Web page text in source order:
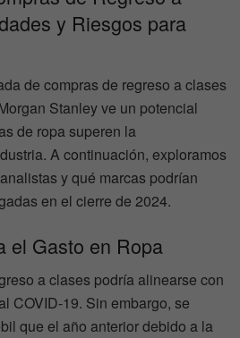
y Riesgos para
de compras de regreso a clases
Stanley ve un potencial
de ropa superen la
A continuación, exploramos
y qué marcas podrían
en el cierre de 2024.
el Gasto en Ropa
a clases podría alinearse con
COVID-19. Sin embargo, se
que el año anterior debido a la